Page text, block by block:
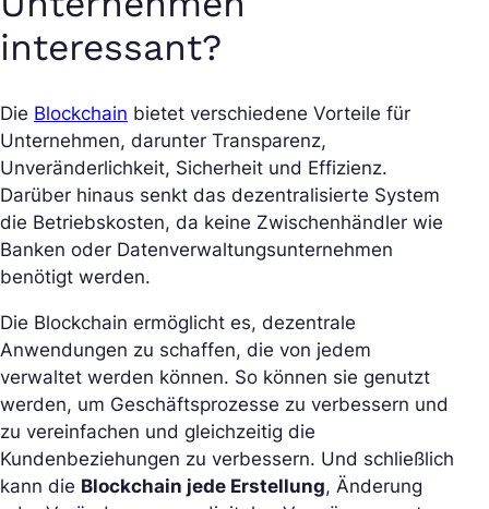
interessant?
Die Blockchain bietet verschiedene Vorteile für
Unternehmen, darunter Transparenz,
Unveränderlichkeit, Sicherheit und Effizienz.
Darüber hinaus senkt das dezentralisierte System
die Betriebskosten, da keine Zwischenhändler wie
Banken oder Datenverwaltungsunternehmen
benötigt werden.
Die Blockchain ermöglicht es, dezentrale
Anwendungen zu schaffen, die von jedem
verwaltet werden können. So können sie genutzt
werden, um Geschäftsprozesse zu verbessern und
zu vereinfachen und gleichzeitig die
Kundenbeziehungen zu verbessern. Und schließlich
kann die Blockchain jede Erstellung, Änderung